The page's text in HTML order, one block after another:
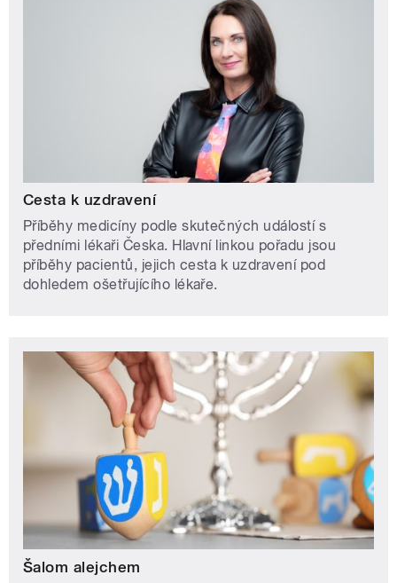
Cesta k uzdravení
Příběhy medicíny podle skutečných událostí s
předními lékaři Česka. Hlavní linkou pořadu jsou
příběhy pacientů, jejich cesta k uzdravení pod
dohledem ošetřujícího lékaře.
Šalom alejchem